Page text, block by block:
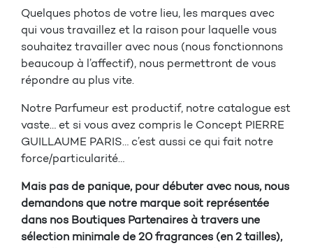
Quelques photos de votre lieu, les marques avec
qui vous travaillez et la raison pour laquelle vous
souhaitez travailler avec nous (nous fonctionnons
beaucoup à l’affectif), nous permettront de vous
répondre au plus vite.
Notre Parfumeur est productif, notre catalogue est
vaste… et si vous avez compris le Concept PIERRE
GUILLAUME PARIS… c’est aussi ce qui fait notre
force/particularité…
Mais pas de panique, pour débuter avec nous, nous
demandons que notre marque soit représentée
dans nos Boutiques Partenaires à travers une
sélection minimale de 20 fragrances (en 2 tailles),